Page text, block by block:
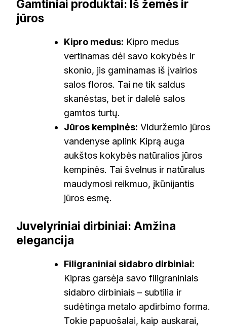
Gamtiniai produktai: Iš žemės ir
jūros
Kipro medus: Kipro medus
vertinamas dėl savo kokybės ir
skonio, jis gaminamas iš įvairios
salos floros. Tai ne tik saldus
skanėstas, bet ir dalelė salos
gamtos turtų.
Jūros kempinės: Viduržemio jūros
vandenyse aplink Kiprą auga
aukštos kokybės natūralios jūros
kempinės. Tai švelnus ir natūralus
maudymosi reikmuo, įkūnijantis
jūros esmę.
Juvelyriniai dirbiniai: Amžina
elegancija
Filigraniniai sidabro dirbiniai:
Kipras garsėja savo filigraniniais
sidabro dirbiniais – subtilia ir
sudėtinga metalo apdirbimo forma.
Tokie papuošalai, kaip auskarai,